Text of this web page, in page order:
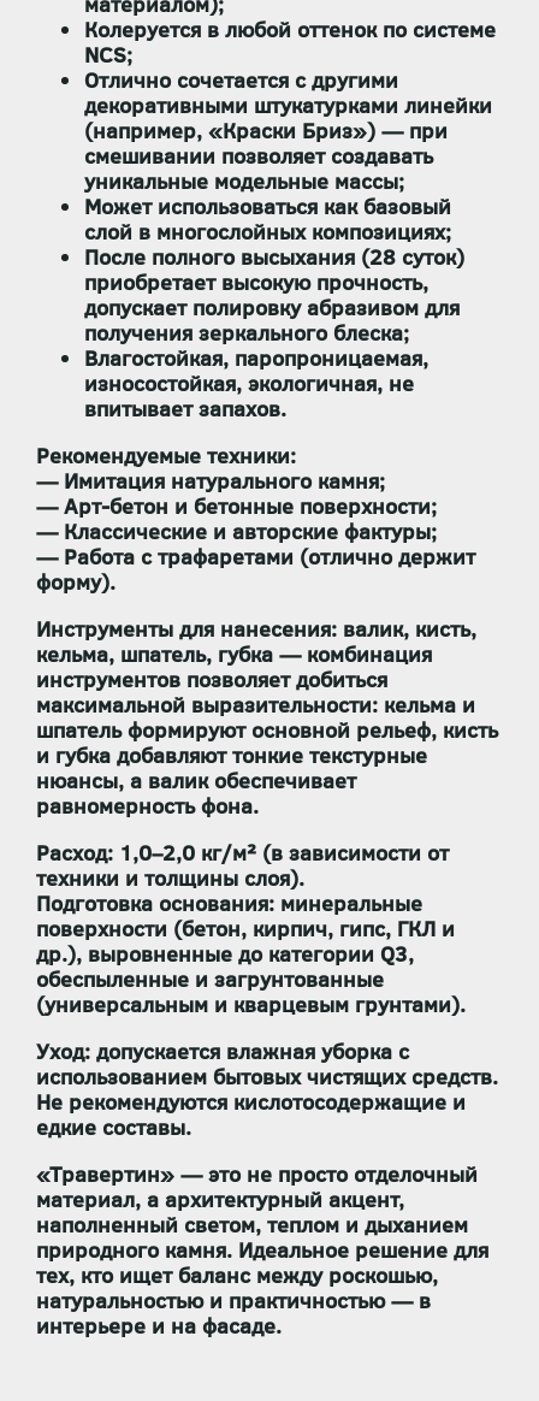
Колеруется в любой оттенок по системе
NCS;
Отлично сочетается с другими
декоративными штукатурками линейки
(например, «Краски Бриз») — при
смешивании позволяет создавать
уникальные модельные массы;
Может использоваться как базовый
слой в многослойных композициях;
После полного высыхания (28 суток)
приобретает высокую прочность,
допускает полировку абразивом для
получения зеркального блеска;
Влагостойкая, паропроницаемая,
износостойкая, экологичная, не
впитывает запахов.
Рекомендуемые техники:
— Имитация натурального камня;
— Арт-бетон и бетонные поверхности;
— Классические и авторские фактуры;
— Работа с трафаретами (отлично держит
форму).
Инструменты для нанесения: валик, кисть,
кельма, шпатель, губка — комбинация
инструментов позволяет добиться
максимальной выразительности: кельма и
шпатель формируют основной рельеф, кисть
и губка добавляют тонкие текстурные
нюансы, а валик обеспечивает
равномерность фона.
Расход: 1,0–2,0 кг/м² (в зависимости от
техники и толщины слоя).
Подготовка основания: минеральные
поверхности (бетон, кирпич, гипс, ГКЛ и
др.), выровненные до категории Q3,
обеспыленные и загрунтованные
(универсальным и кварцевым грунтами).
Уход: допускается влажная уборка с
использованием бытовых чистящих средств.
Не рекомендуются кислотосодержащие и
едкие составы.
«Травертин» — это не просто отделочный
материал, а архитектурный акцент,
наполненный светом, теплом и дыханием
природного камня. Идеальное решение для
тех, кто ищет баланс между роскошью,
натуральностью и практичностью — в
интерьере и на фасаде.